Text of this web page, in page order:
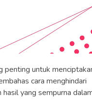
penting untuk
cara menghindari
yang sempurna